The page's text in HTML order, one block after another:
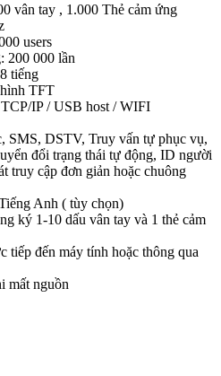
vân tay , 1.000 Thẻ cảm ứng
users
200 000 lần
tiếng
TFT
IP / USB host / WIFI
SMS, DSTV, Truy vấn tự phục vụ,
đổi trạng thái tự động, ID người
truy cập đơn giản hoặc chuông
Anh ( tùy chọn)
ký 1-10 dấu vân tay và 1 thẻ cảm
tiếp đến máy tính hoặc thông qua
mất nguồn